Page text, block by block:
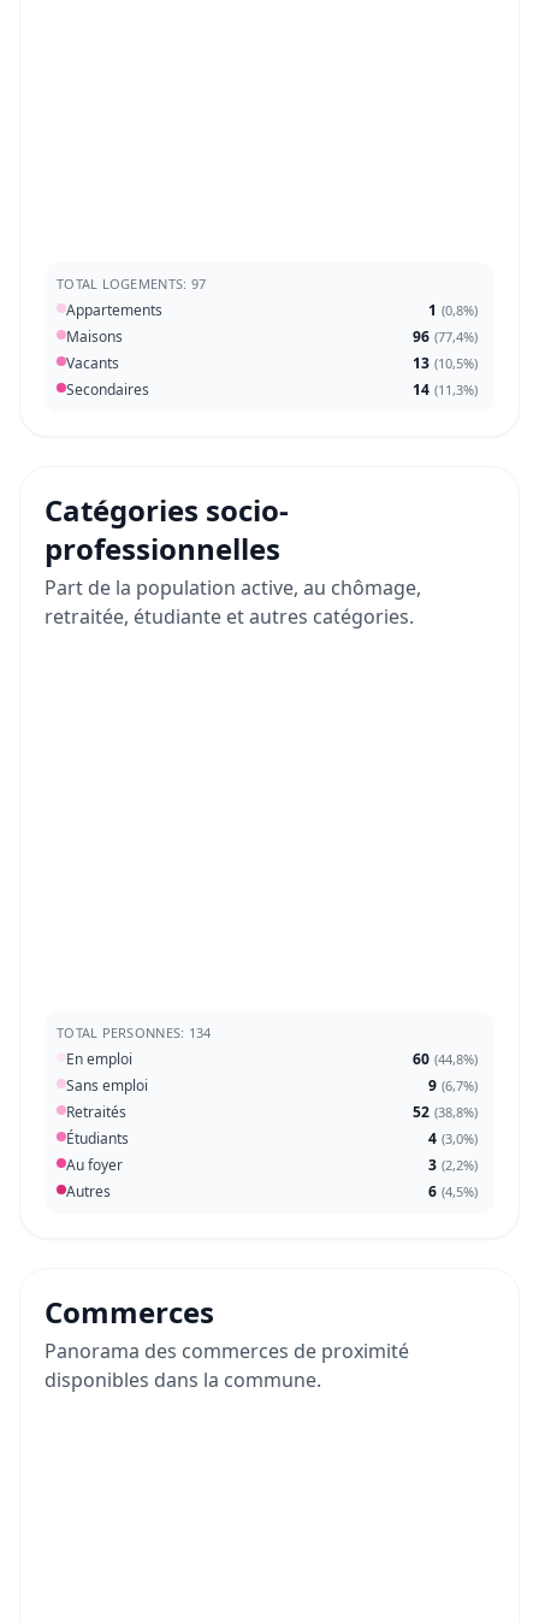
TOTAL LOGEMENTS: 97
Appartements 1 (0,8%)
Maisons 96 (77,4%)
Vacants 13 (10,5%)
Secondaires 14 (11,3%)
Catégories socio-
professionnelles
Part de la population active, au chômage,
retraitée, étudiante et autres catégories.
TOTAL PERSONNES: 134
En emploi 60 (44,8%)
Sans emploi 9 (6,7%)
Retraités 52 (38,8%)
Étudiants 4 (3,0%)
Au foyer 3 (2,2%)
Autres 6 (4,5%)
Commerces
Panorama des commerces de proximité
disponibles dans la commune.